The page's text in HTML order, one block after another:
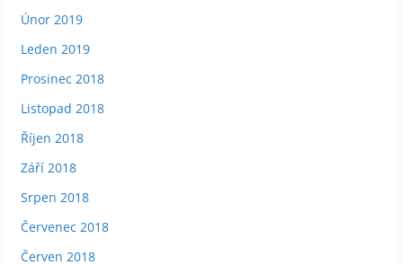
Únor 2019
Leden 2019
Prosinec 2018
Listopad 2018
Říjen 2018
Září 2018
Srpen 2018
Červenec 2018
Červen 2018